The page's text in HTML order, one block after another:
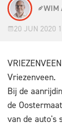
WIM
20 JUN 2020
Vriezenveen.
Bij de
de
van de auto's